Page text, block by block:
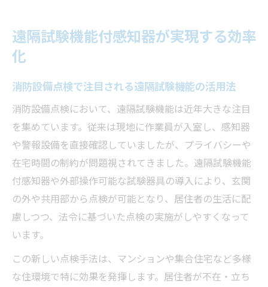
遠隔試験機能付感知器が実現する効率
化
消防設備点検で注目される遠隔試験機能の活用法
消防設備点検において、遠隔試験機能は近年大きな注目
を集めています。従来は現地に作業員が入室し、感知器
や警報設備を直接確認していましたが、プライバシーや
在宅時間の制約が問題視されてきました。遠隔試験機能
付感知器や外部操作可能な試験器具の導入により、玄関
の外や共用部から点検が可能となり、居住者の生活に配
慮しつつ、法令に基づいた点検の実施がしやすくなって
います。
この新しい点検手法は、マンションや集合住宅など多様
な住環境で特に効果を発揮します。居住者が不在・立ち